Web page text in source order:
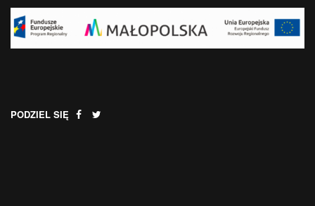
PODZIEL SIĘ